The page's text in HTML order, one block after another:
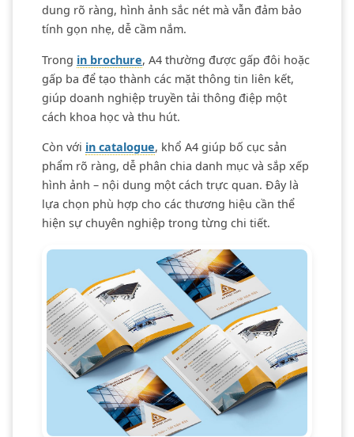
dung rõ ràng, hình ảnh sắc nét mà vẫn đảm bảo
tính gọn nhẹ, dễ cầm nắm.
Trong in brochure, A4 thường được gấp đôi hoặc
gấp ba để tạo thành các mặt thông tin liên kết,
giúp doanh nghiệp truyền tải thông điệp một
cách khoa học và thu hút.
Còn với in catalogue, khổ A4 giúp bố cục sản
phẩm rõ ràng, dễ phân chia danh mục và sắp xếp
hình ảnh – nội dung một cách trực quan. Đây là
lựa chọn phù hợp cho các thương hiệu cần thể
hiện sự chuyên nghiệp trong từng chi tiết.